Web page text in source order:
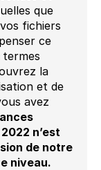
que
fichiers
ce
la
et de
avez
n’est
de notre
niveau.